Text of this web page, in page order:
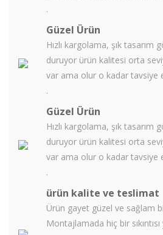
.
Güzel Ürün
Hızlı kargolama, şık tasarım
duruyor ürün kalitesi orta
var ama olur o kadar tavsiye
.
Güzel Ürün
Hızlı kargolama, şık tasarım
duruyor ürün kalitesi orta
var ama olur o kadar tavsiye
.
ürün kalite ve teslimat
Ürün gayet güzel ve sağlam
Montajlamada hiç bir